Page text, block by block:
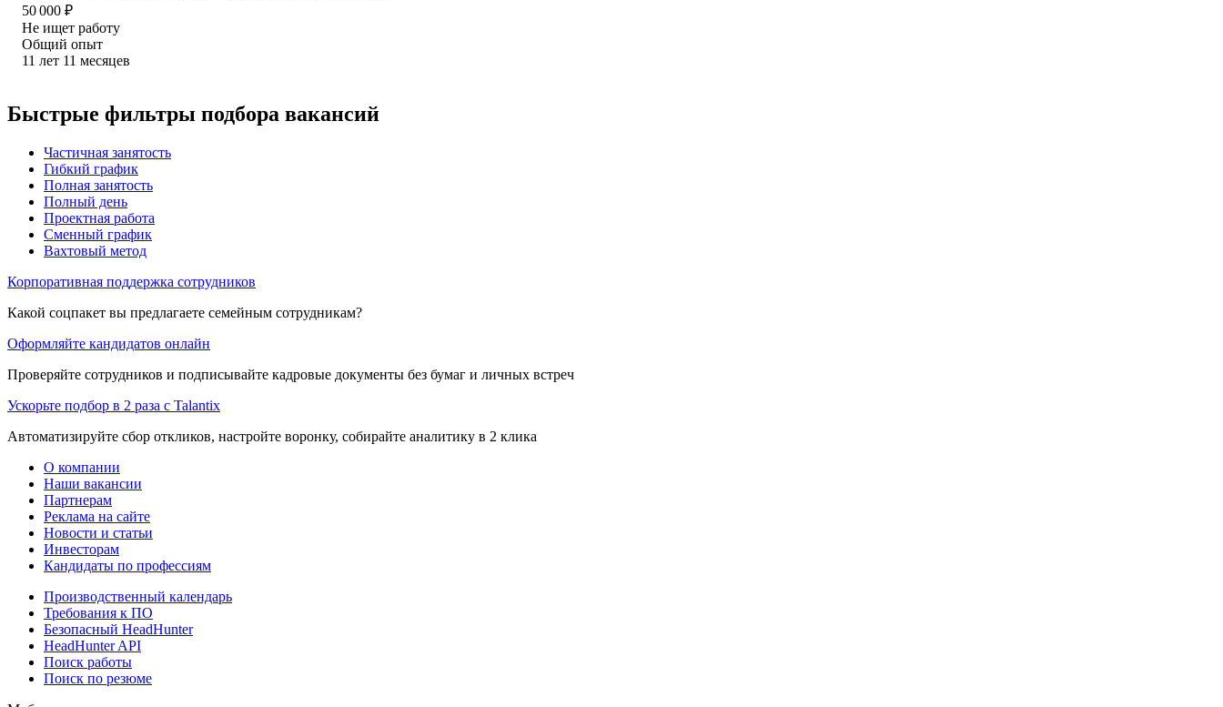
50 000 ₽
Не ищет работу
Общий опыт
11 лет 11 месяцев
Быстрые фильтры подбора вакансий
Частичная занятость
Гибкий график
Полная занятость
Полный день
Проектная работа
Сменный график
Вахтовый метод
Корпоративная поддержка сотрудников
Какой соцпакет вы предлагаете семейным сотрудникам?
Оформляйте кандидатов онлайн
Проверяйте сотрудников и подписывайте кадровые документы без бумаг и личных встреч
Ускорьте подбор в 2 раза с Talantix
Автоматизируйте сбор откликов, настройте воронку, собирайте аналитику в 2 клика
О компании
Наши вакансии
Партнерам
Реклама на сайте
Новости и статьи
Инвесторам
Кандидаты по профессиям
Производственный календарь
Требования к ПО
Безопасный HeadHunter
HeadHunter API
Поиск работы
Поиск по резюме